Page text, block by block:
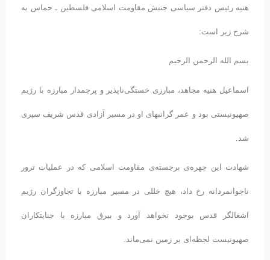
هنیه رئیس دفتر سیاسی جنبش مقاومت اسلامی فلسطین ـ حماس به
شرح زیر است:
بسم الله الرحمن الرحیم
اسماعیل هنیه مجاهد، مبارزی خستگی‌ناپذیر و پرچمدار مبارزه با رژیم
صهیونیستی بود و عمر گرانبهای او در مسیر آزادی قدس شریف سپری
شد.
شهادت این چهره‌ی برجسته‌ی مقاومت اسلامی که در عملیات ترور
ناجوانمردانه رخ داد، هیچ خللی در مسیر مبارزه با تجاوزگران رژیم
اشغالگر قدس بوجود نخواهد آورد و بیرق مبارزه با جنایتکاران
صهیونیست لحظه‌ای بر زمین نمی‌ماند.